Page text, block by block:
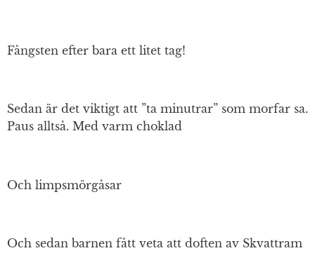
Fångsten efter bara ett litet tag!
Sedan är det viktigt att ”ta minutrar” som morfar sa.
Paus alltså. Med varm choklad
Och limpsmörgåsar
Och sedan barnen fått veta att doften av Skvattram